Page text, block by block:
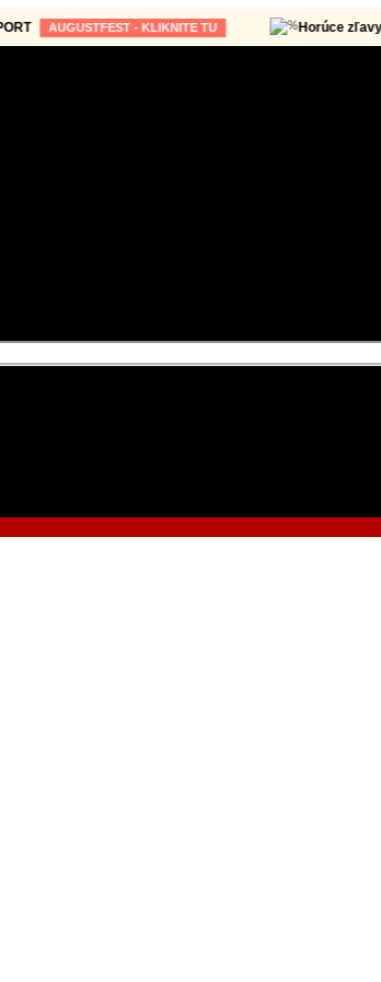
AUGUSTFEST - KLIKNITE TU Horúce zľavy v MT-